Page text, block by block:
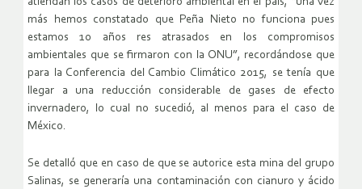
más hemos constatado que Peña Nieto no funciona pues
estamos 10 años res atrasados en los compromisos
ambientales que se firmaron con la ONU”, recordándose que
para la Conferencia del Cambio Climático 2015, se tenía que
llegar a una reducción considerable de gases de efecto
invernadero, lo cual no sucedió, al menos para el caso de
México.
Se detalló que en caso de que se autorice esta mina del grupo
Salinas, se generaría una contaminación con cianuro y ácido